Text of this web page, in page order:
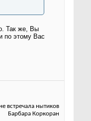
Так же, Вы
по этому Вас
встречала нытиков
Барбара Коркоран